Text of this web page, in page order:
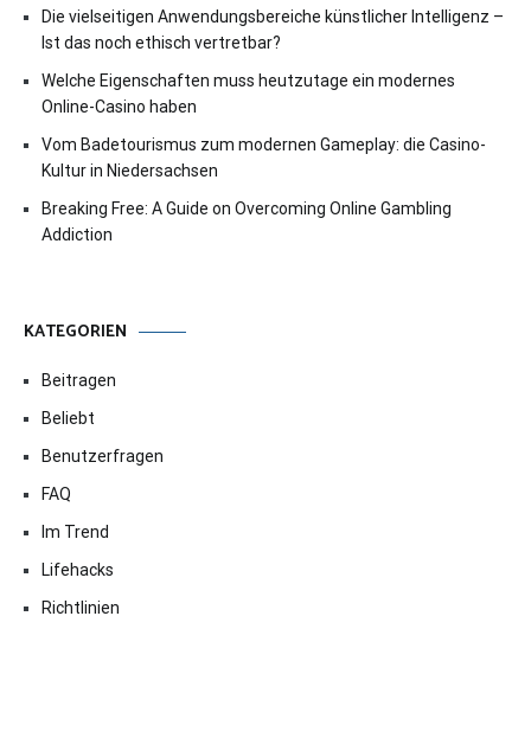
Die vielseitigen Anwendungsbereiche künstlicher Intelligenz –
Ist das noch ethisch vertretbar?
Welche Eigenschaften muss heutzutage ein modernes
Online-Casino haben
Vom Badetourismus zum modernen Gameplay: die Casino-
Kultur in Niedersachsen
Breaking Free: A Guide on Overcoming Online Gambling
Addiction
KATEGORIEN
Beitragen
Beliebt
Benutzerfragen
FAQ
Im Trend
Lifehacks
Richtlinien